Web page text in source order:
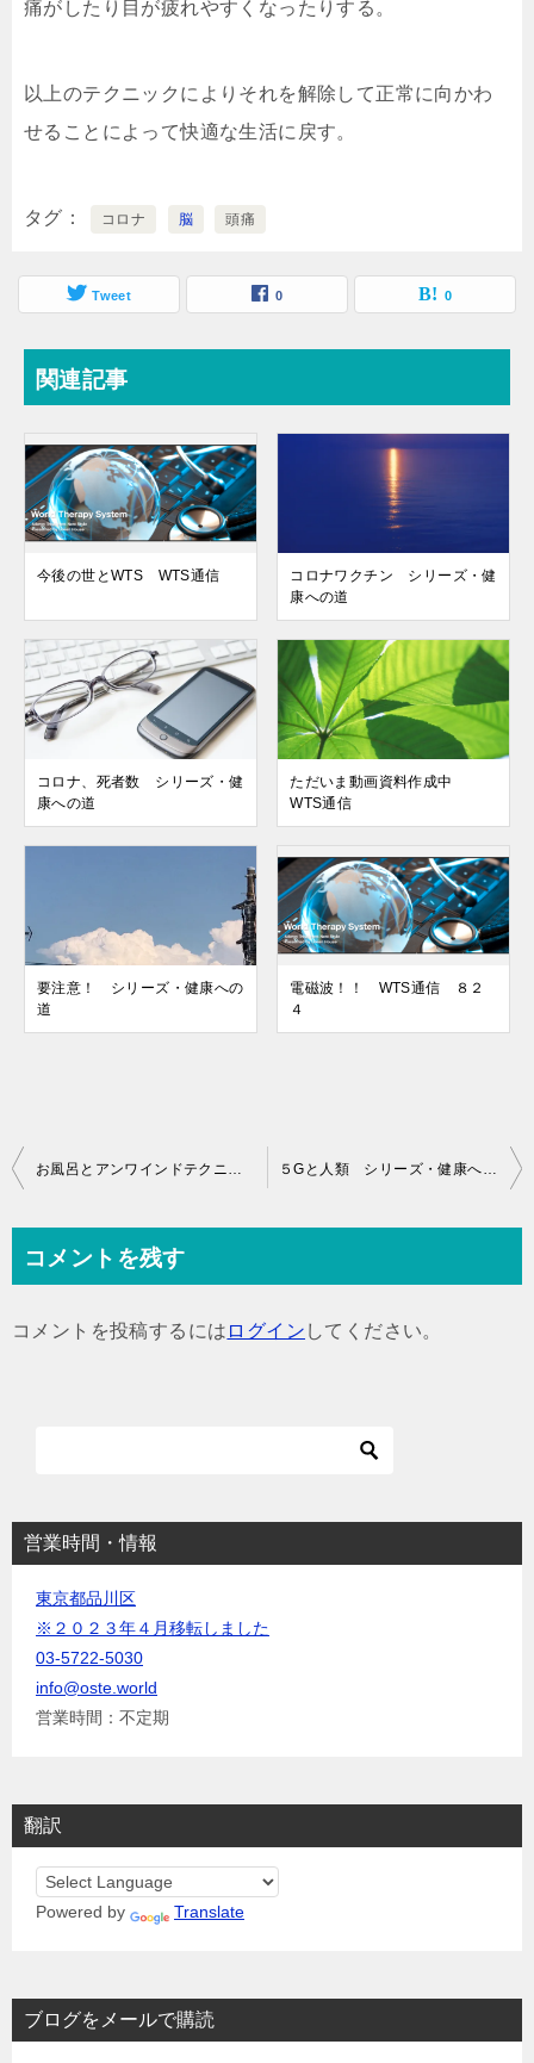
痛がしたり目が疲れやすくなったりする。
以上のテクニックによりそれを解除して正常に向かわ
せることによって快適な生活に戻す。
タグ コロナ 脳 頭痛
Tweet 0 0
関連記事
今後の世とWTS WTS通信
コロナワクチン シリーズ・健
康への道
コロナ、死者数 シリーズ・健
康への道
ただいま動画資料作成中
WTS通信
要注意！ シリーズ・健康への
道
電磁波！！ WTS通信 ８２
４
投
ビ
お風呂とアンワインドテクニック シリーズ・オステオパシー ５Gと人類 シリーズ・健康への道
コメントを残す
コメントを投稿するには ログイン してください。
営業時間・情報
東京都品川区
※２０２３年４月移転しました
03-5722-5030
info@oste.world
営業時間：不定期
翻訳
Powered by Translate
ブログをメールで購読